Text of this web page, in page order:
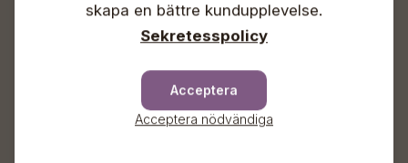
Vardagar 09-18skapa en bättre kundupplevelse.
Sekretesspolicy
Acceptera
Acceptera nödvändiga